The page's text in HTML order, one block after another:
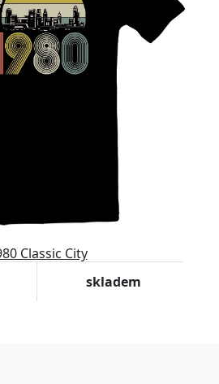
Classic City
skladem